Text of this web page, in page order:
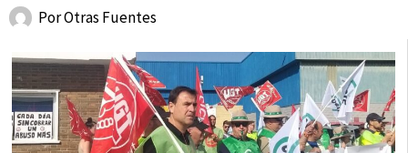
PorOtras Fuentes